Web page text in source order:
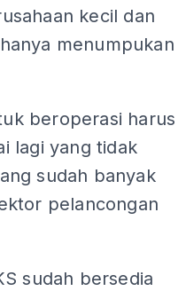
kecil dan
menumpukan
beroperasi harus
lagi yang tidak
sudah banyak
pelancongan
sudah bersedia